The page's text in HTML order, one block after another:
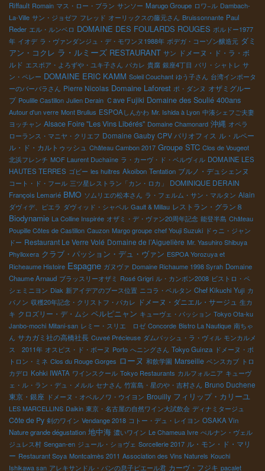
Riffault Romain マス・ロー・ブラン サンソー Marugo Groupe ロワ−ル Dambach-
La-Ville サン・ジョゼフ フレッド オーリックスの藤元さん Bruissonnante Paul
Reder エル・ルンベロ DOMAINE DES FOULARDS ROUGES ボルドー1977
年 イオデ ラ・ヴァンダンジュ・デ・モワンヌ1988年 ボデガ・コーゾン醸造元 ダミ
アン・コクレ ラ・ルミーズ RESTAURANT サン ドメーヌ・ド・ラ・ボ
ルド エスポア・よろずや・ユキ子さん パカレ 貴腐 銀座4丁目 パリ・シャトレ サ
ン・ペレー DOMAINE ERIC KAMM Soleil Couchant ゆう子さん 台湾インポータ
ーのバーバラさん Pierre Nicolas Domaine Laforest ポ・ダンヌ オザミグルー
プ Poulille Castillon Julien Derain Ｃave Fujiki Domaine des Soulié 400ans
Autour d'un verre Mont Brulius ESPOAしんかわ Mr. Ishida à Lyon 中湊シェフご夫妻
ヨッチャン Alsace Foire "Les Vins Libérés" Domaine Chamonard 沖縄 オペラ
ローランス・マニヤ・クリエフ Domaine Gauby CPV パリオフィス ル・ルペー
ル・ド・カルトゥッシュ Château Cambon 2017 Groupe STC Clos de Vougeot
北浜フレンチ MOF Laurent Duchaîne ラ・カーヴ・ド・ベルヴィル DOMAINE LES
HAUTES TERRES ゴビー les huitres Akoibon Tentation ブルノ・デュシェンヌ
コート・ド・フール 三ツ星レストラン「カン・ロカ」 DOMINIQUE DERAIN
François Lemarié BMO ソムリエの松本さん ラ・フェルム・サン・マルタン Alain
ダヴィデ、ピエラ ダヴィッド・シャペル Gault & Millau レストラン・グラン８
Biodynamie La Colline Inspirée オザミ・デ・ヴァン20周年記念 能登半島 Château
Poupille Côtes de Castillon Cauzon Margo groupe chef Youji Suzuki ドゥニ・ジャン
ドー Restaurant Le Verre Volé Domaine de l’Aiguelière Mr. Yasuhiro Shibuya
Phylloxera クラブ・パッション・デュ・ヴァン ESPOA Yorozuya et
Richeaume Histoire Espagne ガヌヴァ Domaine Richaume 1998 Syrah Domaine
Chaume Arnaud ブラッスリーオザミ Rosé Grigri ル・カンボン2008 ビストロ・ペ
シェミニヨン Diak 新アイデアのブース位置 ニコラ・ベルタン Chef Kikuchi Yuji カ
バノン 収穫20年記念・クリストフ・パカレ ドメーヌ・ダニエル・サージュ 生カ
キ クロズリー・デ・ムシ ペルピニャン キューヴェ・パッション Tokyo Ota-ku
Janbo-mochi Mitani-san レミー・スリエ ロゼ Concorde Bistro La Nautique 南ちゃ
ん サカガミ社の高橋社長 Cuveé Précieuse ダムバッシュ・ラ・ヴィル モンカルメ
ス 2011年 オスピス・ド・ボーヌ Porto へニングさん Tokyo Guinza ドメーヌ・ポ
トロン・ミネ Clos du Rouge Gorges ローヌ 和飲学園 Marseille ベンスカブ トロ
カデロ Kohki IWATA ワインスクール Tokyo Restaurants カルフォルニア キューヴ
ェ・ル・ラン・デュ・メルル セナさん 竹富島・星のや・吉村さん Bruno Duchene
東京・銀座 ドメーヌ・オベルノワ・ウイヨン Brouilly フィリップ・カリーユ
LES MARCELLINS Daikin 東京・名古屋の自然ワイン大試飲会 ディナミタージュ
Côte de Py 剣のワイン Vendange 2018 コトー・デュ・レイヨン OSAKA Vin
Nature grande dégustation 地中海 濃いワイン Le Chameua Ivre ぺルナン・ヴェル
ジュレス村 Sengan-en ジュール・ショヴェ Sorcellerie 2017 ル・モン・ド・マリ
ー Restaurant Soya Montcalmès 2011 Association des Vins Naturels Kouchi
Ishikawa san アレキサンドル・バンの息子ピエール君 カーヴ・フジキ pacalet